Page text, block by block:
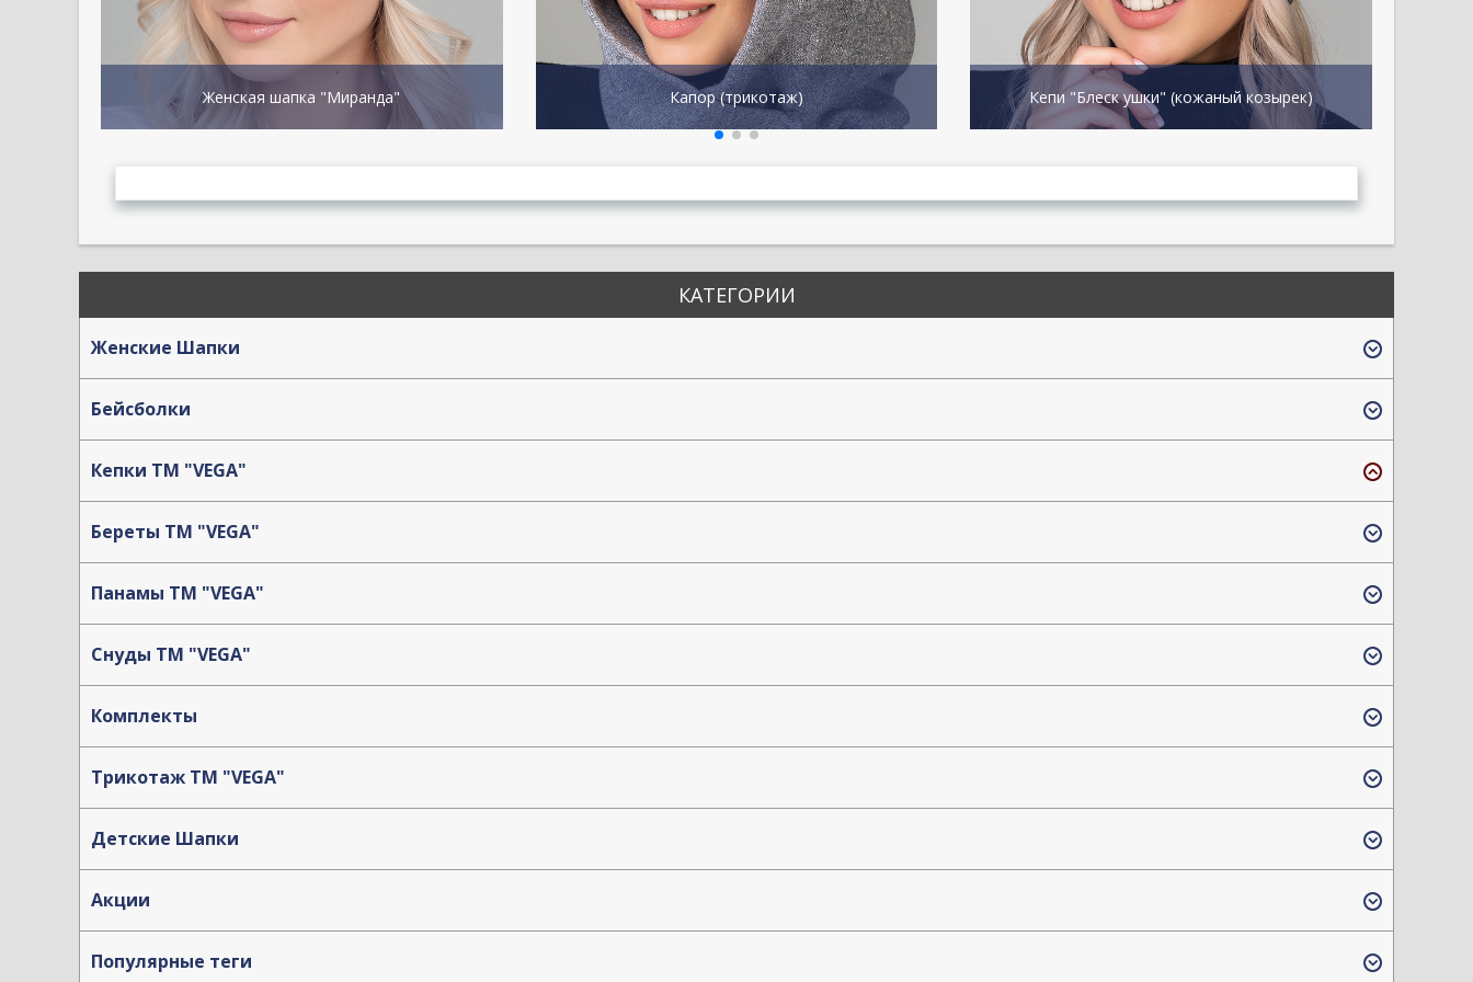
Женская шапка "Миранда" Капор (трикотаж) Кепи "Блеск ушки" (кожаный козырек)
КАТЕГОРИИ
Женские Шапки
Бейсболки
Кепки TM "VEGA"
Береты TM "VEGA"
Панамы TM "VEGA"
Снуды ТМ "VEGA"
Комплекты
Трикотаж TM "VEGA"
Детские Шапки
Акции
Популярные теги